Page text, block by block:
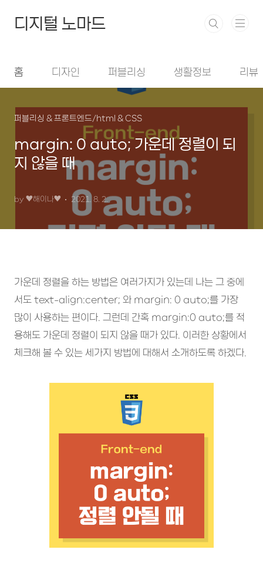
디지털 노마드
홈 디자인 퍼블리싱 생활정보 리뷰
퍼블리싱 & 프론트엔드/html & CSS
margin: 0 auto; 가운데 정렬이 되
지 않을 때
by ♥︎해이나♥︎ 2021. 8. 2.
가운데 정렬을 하는 방법은 여러가지가 있는데 나는 그 중에
서도 text-align:center; 와 margin: 0 auto;를 가장
많이 사용하는 편이다. 그런데 간혹 margin:0 auto;를 적
용해도 가운데 정렬이 되지 않을 때가 있다. 이러한 상황에서
체크해 볼 수 있는 세가지 방법에 대해서 소개하도록 하겠다.